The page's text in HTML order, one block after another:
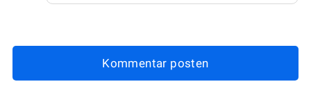
Kommentar posten